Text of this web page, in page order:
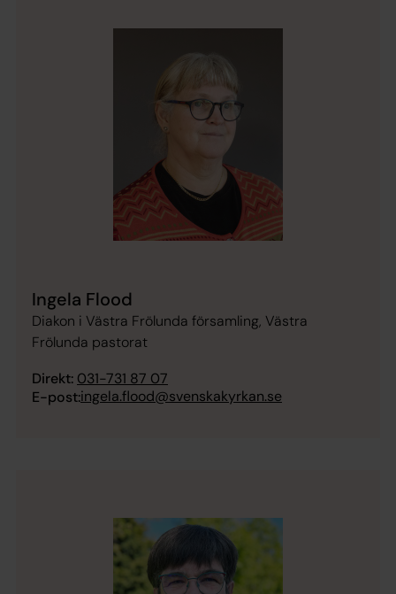
Ingela Flood
Diakon i Västra Frölunda församling, Västra
Frölunda pastorat
Direkt: 031-731 87 07
E-post:ingela.flood@svenskakyrkan.se